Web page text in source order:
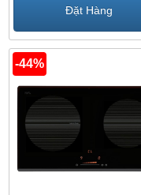
Đặt Hàng
-44%